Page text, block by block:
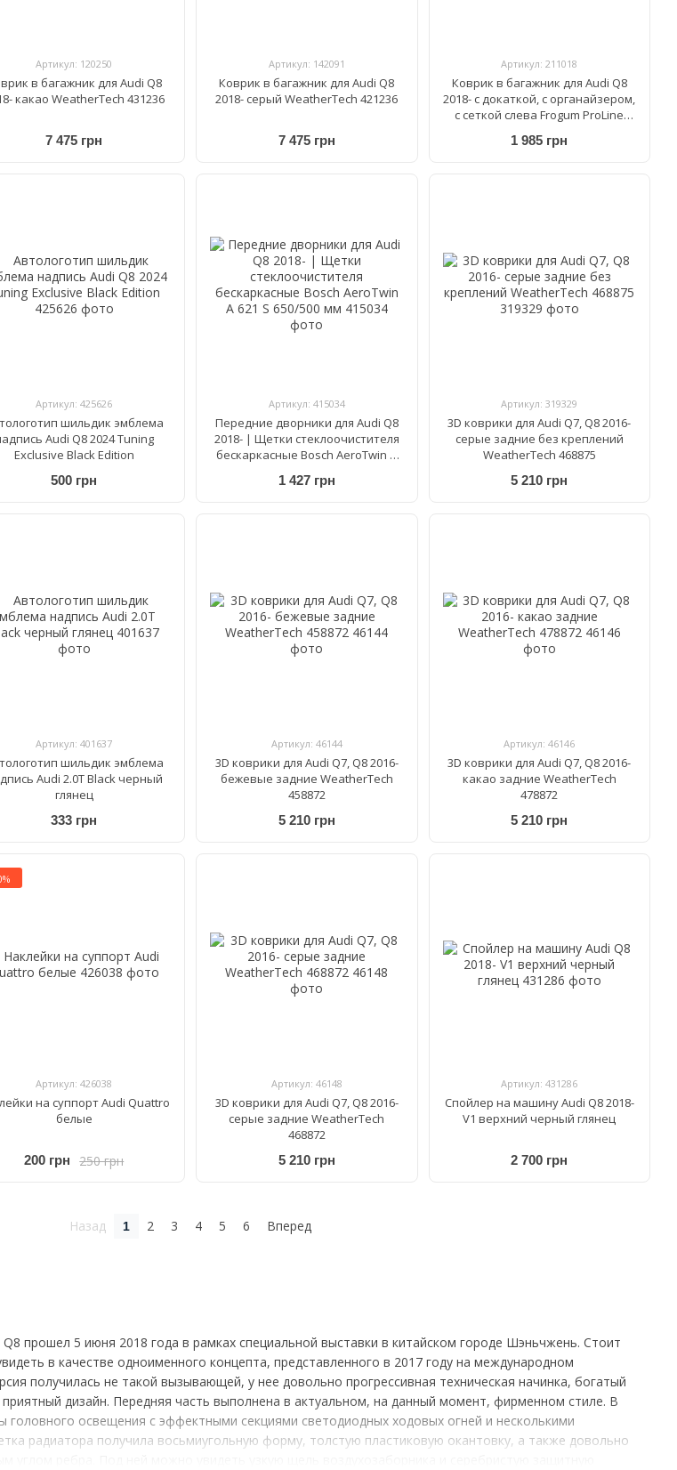
Артикул: 120250
в багажник для Audi Q8
какао WeatherTech 431236
7 475 грн
Артикул: 142091
Коврик в багажник для Audi Q8
2018- серый WeatherTech 421236
7 475 грн
Артикул: 211018
Коврик в багажник для Audi Q8
2018- с докаткой, с органайзером,
с сеткой слева Frogum ProLine
1 985 грн
Артикул: 425626
шильдик эмблема
Audi Q8 2024 Tuning
Exclusive Black Edition
500 грн
Артикул: 415034
Передние дворники для Audi Q8
2018- | Щетки стеклоочистителя
бескаркасные Bosch AeroTwin A
1 427 грн
Артикул: 319329
3D коврики для Audi Q7, Q8 2016-
cерые задние без креплений
WeatherTech 468875
5 210 грн
Артикул: 401637
шильдик эмблема
Audi 2.0T Black черный
глянец
333 грн
Артикул: 46144
3D коврики для Audi Q7, Q8 2016-
бежевые задние WeatherTech
458872
5 210 грн
Артикул: 46146
3D коврики для Audi Q7, Q8 2016-
какао задние WeatherTech
478872
5 210 грн
Артикул: 426038
на суппорт Audi Quattro
белые
250 грн
200 грн
Артикул: 46148
3D коврики для Audi Q7, Q8 2016-
cерые задние WeatherTech
468872
5 210 грн
Артикул: 431286
Спойлер на машину Audi Q8 2018-
V1 верхний черный глянец
2 700 грн
Назад 1 2 3 4 5 6 Вперед
прошел 5 июня 2018 года в рамках специальной выставки в китайском городе Шэньчжень. Стоит
в качестве одноименного концепта, представленного в 2017 году на международном
получилась не такой вызывающей, у нее довольно прогрессивная техническая начинка, богатый
дизайн. Передняя часть выполнена в актуальном, на данный момент, фирменном стиле. В
головного освещения с эффектными секциями светодиодных ходовых огней и несколькими
радиатора получила восьмиугольную форму, толстую пластиковую окантовку, а также довольно